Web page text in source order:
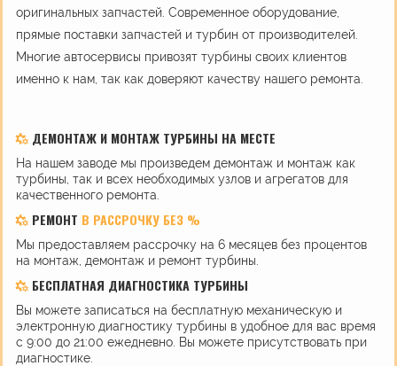
оригинальных запчастей. Современное оборудование,
прямые поставки запчастей и турбин от производителей.
Многие автосервисы привозят турбины своих клиентов
именно к нам, так как доверяют качеству нашего ремонта.
ДЕМОНТАЖ И МОНТАЖ ТУРБИНЫ НА МЕСТЕ
На нашем заводе мы произведем демонтаж и монтаж как
турбины, так и всех необходимых узлов и агрегатов для
качественного ремонта.
РЕМОНТ В РАССРОЧКУ БЕЗ %
Мы предоставляем рассрочку на 6 месяцев без процентов
на монтаж, демонтаж и ремонт турбины.
БЕСПЛАТНАЯ ДИАГНОСТИКА ТУРБИНЫ
Вы можете записаться на бесплатную механическую и
электронную диагностику турбины в удобное для вас время
с 9:00 до 21:00 ежедневно. Вы можете присутствовать при
диагностике.